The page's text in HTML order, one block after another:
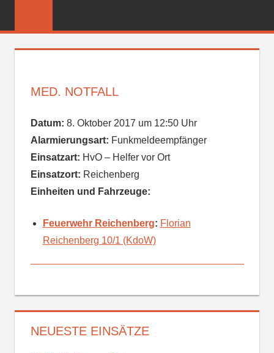
FEUERWEHR
MED. NOTFALL
Datum: 8. Oktober 2017 um 12:50 Uhr
Alarmierungsart: Funkmeldeempfänger
Einsatzart: HvO – Helfer vor Ort
Einsatzort: Reichenberg
Einheiten und Fahrzeuge:
Feuerwehr Reichenberg: Florian
Reichenberg 10/1 (KdoW)
NEUESTE EINSÄTZE